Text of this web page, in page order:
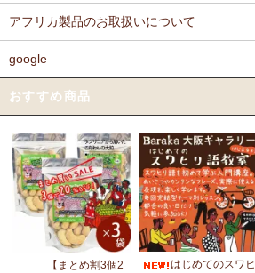
アフリカ製品のお取扱いについて
google
おすすめ商品
【まとめ割3個2
はじめてのスワヒ